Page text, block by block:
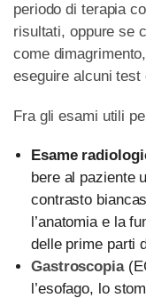
periodo di terapia
risultati, oppure se
come
eseguire alcuni test
Fra gli esami utili
Esame
bere al paziente
contrasto
l’anatomia e la
delle prime parti
Gastroscopia
l’esofago, lo